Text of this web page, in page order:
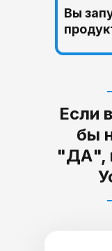
Вы
Если
бы
"ДА",